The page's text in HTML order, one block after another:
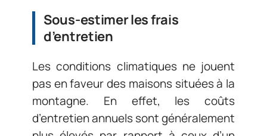
Sous-estimer les frais
d’entretien
Les conditions climatiques ne jouent
pas en faveur des maisons situées à la
montagne. En effet, les coûts
d’entretien annuels sont généralement